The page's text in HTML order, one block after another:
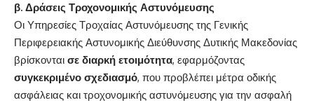
β. Δράσεις Τροχονομικής Αστυνόμευσης
Οι Υπηρεσίες Τροχαίας Αστυνόμευσης της Γενικής
Περιφερειακής Αστυνομικής Διεύθυνσης Δυτικής Μακεδονίας
βρίσκονται σε διαρκή ετοιμότητα, εφαρμόζοντας
συγκεκριμένο σχεδιασμό, που προβλέπει μέτρα οδικής
ασφάλειας και τροχονομικής αστυνόμευσης για την ασφαλή